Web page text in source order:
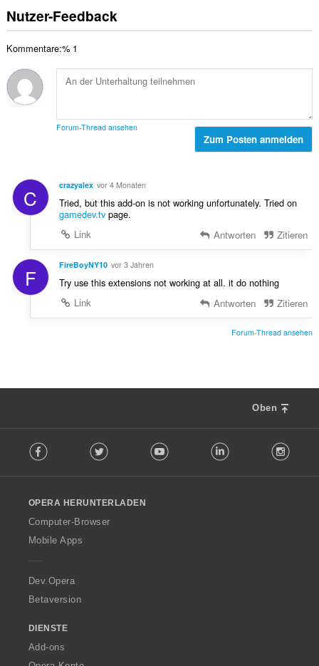
e
n
t
u
e
n
B
e
r
t
g
s
a
e
B
e
n
e
n
Nutzer-Feedback
Kommentare:% 1
Forum-Thread ansehen
Zum Posten anmelden
C crazyalex vor 4 Monaten
Tried, but this add-on is not working unfortunately. Tried on
gamedev.tvpage.
Link
Antworten Zitieren
F FireBoyNY10 vor 3 Jahren
Try use this extensions not working at all. it do nothing
Link
Antworten Zitieren
Forum-Thread ansehen
Oben
o
w
O
p
a
Facebook Twitter Youtube LinkedIn
OPERA HERUNTERLADEN
Computer-Browser
Mobile Apps
Dev.Opera
Betaversion
DIENSTE
Add-ons